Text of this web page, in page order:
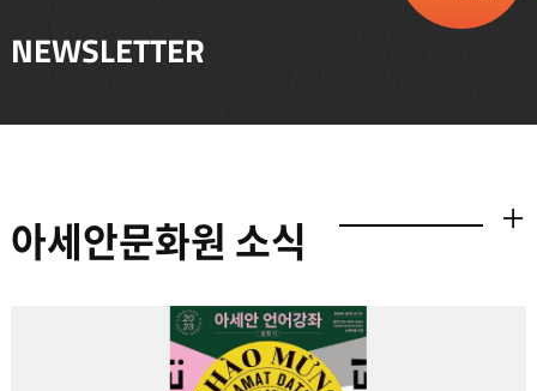
NEWSLETTER
아세안문화원 소식 더보기